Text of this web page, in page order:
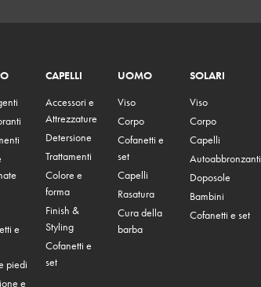
e
piedi
e
CAPELLI
Accessori e
Attrezzature
Detersione
Trattamenti
Colore e
forma
Finish &
Styling
Cofanetti e
set
UOMO
Viso
Corpo
Cofanetti e
set
Capelli
Rasatura
Cura della
barba
SOLARI
Viso
Corpo
Capelli
Autoabbronzanti
Doposole
Bambini
Cofanetti e set